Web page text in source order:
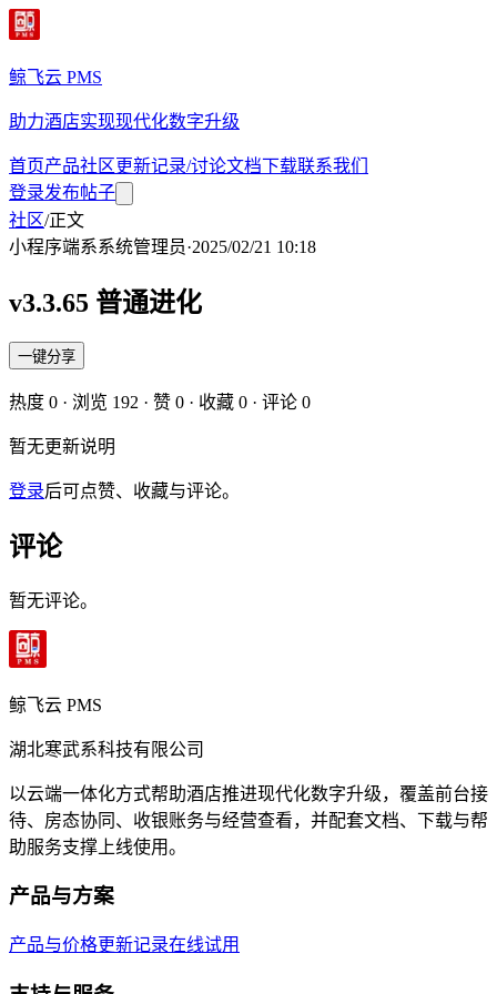
鲸飞云 PMS
助力酒店实现现代化数字升级
首页产品社区更新记录/讨论文档下载联系我们
登录发布帖子
社区/正文
小程序端系系统管理员·2025/02/21 10:18
v3.3.65 普通进化
一键分享
热度 0 · 浏览 192 · 赞 0 · 收藏 0 · 评论 0
暂无更新说明
登录后可点赞、收藏与评论。
评论
暂无评论。
鲸飞云 PMS
湖北寒武系科技有限公司
以云端一体化方式帮助酒店推进现代化数字升级，覆盖前台接
待、房态协同、收银账务与经营查看，并配套文档、下载与帮
助服务支撑上线使用。
产品与方案
产品与价格更新记录在线试用